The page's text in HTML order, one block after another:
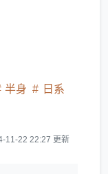
半身
日系
11-22 22:27 更新